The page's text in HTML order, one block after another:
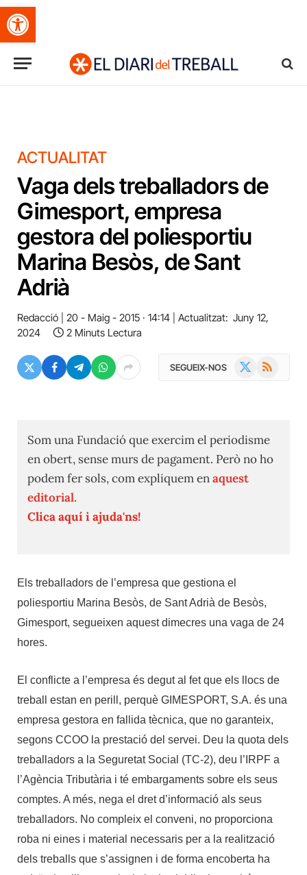
Obre la barra d'eines
ACTUALITAT
Vaga dels treballadors de
Gimesport, empresa
gestora del poliesportiu
Marina Besòs, de Sant
Adrià
Redacció 20 - Maig - 2015 · 14:14 Actualitzat: Juny 12,
2024
2 Minuts Lectura
SEGUEIX-NOS RSS
Som una Fundació que exercim el periodisme
en obert, sense murs de pagament. Però no ho
podem fer sols, com expliquem enaquest
editorial.
Clica aquí i ajuda'ns!
Els treballadors de l’empresa que gestiona el
poliesportiu Marina Besòs, de Sant Adrià de Besòs,
Gimesport, segueixen aquest dimecres una vaga de 24
hores.
El conflicte a l’empresa és degut al fet que els llocs de
treball estan en perill, perquè GIMESPORT, S.A. és una
empresa gestora en fallida tècnica, que no garanteix,
segons CCOO la prestació del servei. Deu la quota dels
treballadors a la Seguretat Social (TC-2), deu l’IRPF a
l’Agència Tributària i té embargaments sobre els seus
comptes. A més, nega el dret d’informació als seus
treballadors. No compleix el conveni, no proporciona
roba ni eines i material necessaris per a la realització
dels treballs que s’assignen i de forma encoberta ha